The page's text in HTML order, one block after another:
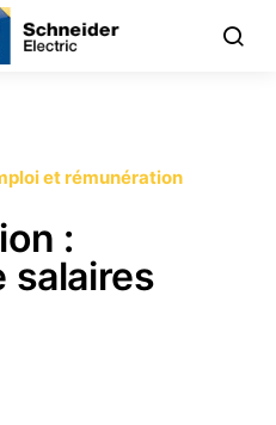
et rémunération
:
salaires